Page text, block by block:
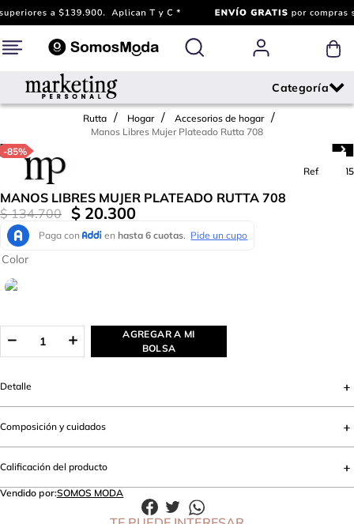
Rutta Hogar
Accesorios de hogar
Manos Libres Mujer Plateado Rutta 708
-85%
Ref.
735015
MANOS LIBRES MUJER PLATEADO RUTTA 708
$ 134.700 $ 20.300
Color
AGREGAR A MI
BOLSA
Detalle
Composición y cuidados
Calificación del producto
Vendido por:SOMOS MODA